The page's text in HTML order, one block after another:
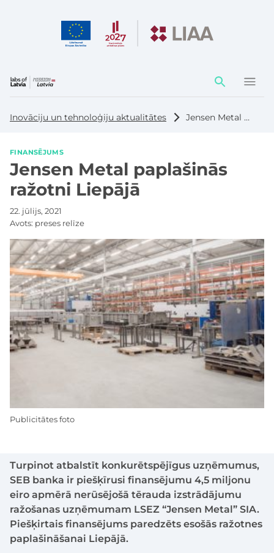
Darbības
elementi
Inovāciju un tehnoloģiju aktualitātes Jensen Metal paplašinās ražotni Liepājā
FINANSĒJUMS
Jensen Metal paplašinās
ražotni Liepājā
22. jūlijs, 2021
Avots: preses relīze
Turpinot atbalstīt konkurētspējīgus uzņēmumus,
SEB banka ir piešķīrusi finansējumu 4,5 miljonu
eiro apmērā nerūsējošā tērauda izstrādājumu
ražošanas uzņēmumam LSEZ “Jensen Metal” SIA.
Piešķirtais finansējums paredzēts esošās ražotnes
paplašināšanai Liepājā.
Publicitātes foto